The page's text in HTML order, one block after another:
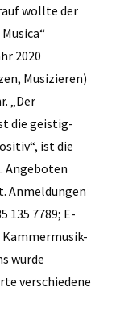
wollte der
2020
Musizieren)
„Der
die geistig-
ist die
Angeboten
Anmeldungen
135 7789; E-
Kammermusik-
wurde
verschiedene